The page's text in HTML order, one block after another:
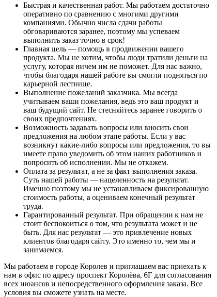
Быстрая и качественная работ. Мы работаем достаточно
оперативно по сравнению с многими другими
компаниями. Обычно числа сдачи работы
обговариваются заранее, поэтому мы успеваем
выполнить заказ точно в срок!
Главная цель — помощь в продвижении вашего
продукта. Мы не хотим, чтобы люди тратили деньги на
услугу, которая ничем им не поможет. Для нас важно,
чтобы благодаря нашей работе вы смогли подняться по
карьерной лестнице.
Выполнение пожеланий заказчика. Мы всегда
учитываем ваши пожелания, ведь это ваш продукт и
ваш будущий сайт. Не стесняйтесь заранее говорить о
своих предпочтениях.
Возможность задавать вопросы или вносить свои
предложения на любом этапе работы. Если у вас
возникнут какие-либо вопросы или предложения, то вы
имеете право уведомить об этом наших работников и
попросить об исполнении. Мы не откажем.
Оплата за результат, а не за факт выполнения заказа.
Суть нашей работы — нацеленность на результат.
Именно поэтому мы не устанавливаем фиксированную
стоимость работы, а оцениваем конечный результат
труда.
Гарантированный результат. При обращении к нам не
стоит беспокоиться о том, что результата может и не
быть. Для нас результат — это привлечение новых
клиентов благодаря сайту. Это именно то, чем мы и
занимаемся.
Мы работаем в городе Королев и приглашаем вас приехать к
нам в офис по адресу проспект Королёва, 6Г для согласования
всех нюансов и непосредственного оформления заказа. Все
условия вы сможете узнать на месте.